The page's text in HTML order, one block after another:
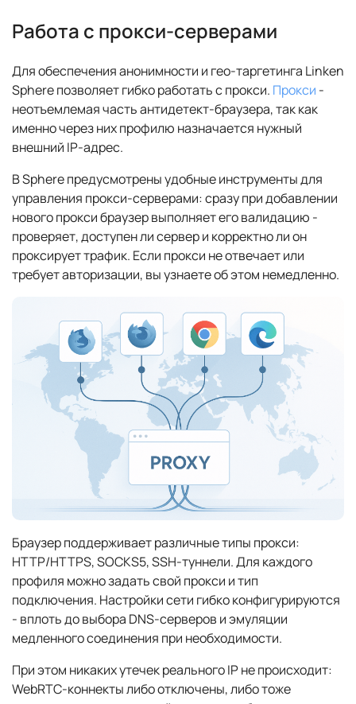
Работа с прокси-серверами
Для обеспечения анонимности и гео-таргетинга Linken
Sphere позволяет гибко работать с прокси. Прокси -
неотъемлемая часть антидетект-браузера, так как
именно через них профилю назначается нужный
внешний IP-адрес.
В Sphere предусмотрены удобные инструменты для
управления прокси-серверами: сразу при добавлении
нового прокси браузер выполняет его валидацию -
проверяет, доступен ли сервер и корректно ли он
проксирует трафик. Если прокси не отвечает или
требует авторизации, вы узнаете об этом немедленно.
Браузер поддерживает различные типы прокси:
HTTP/HTTPS, SOCKS5, SSH-туннели. Для каждого
профиля можно задать свой прокси и тип
подключения. Настройки сети гибко конфигурируются
- вплоть до выбора DNS-серверов и эмуляции
медленного соединения при необходимости.
При этом никаких утечек реального IP не происходит:
WebRTC-коннекты либо отключены, либо тоже